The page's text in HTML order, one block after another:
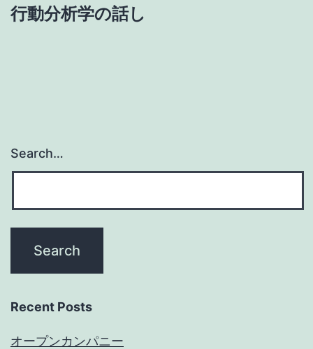
行動分析学の話し
Search…
Recent Posts
オープンカンパニー